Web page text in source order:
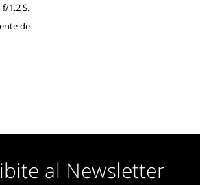
1.2 S.
de
al Newsletter